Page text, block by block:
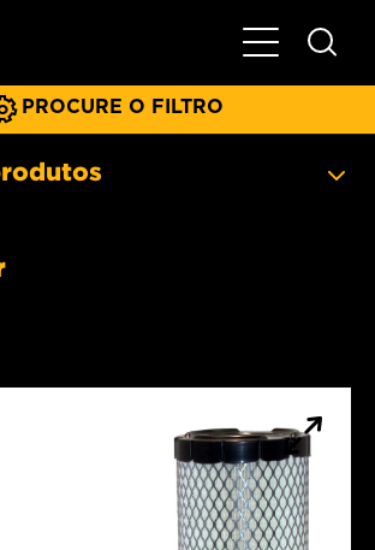
Menu
PROCURE O FILTRO